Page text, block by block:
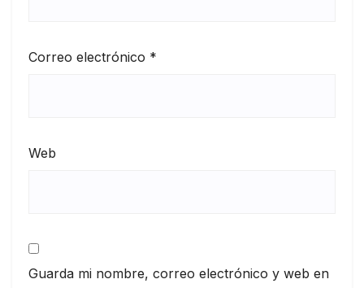
Correo electrónico *
Web
Guarda mi nombre, correo electrónico y web en